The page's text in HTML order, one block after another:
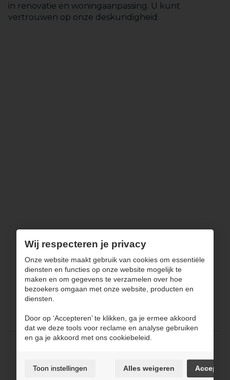
in renovatie en woningaanpassing. U kunt
vertrouwen op onze deskundigheid.
Keukens
Badkamers
Over JPCONCEPT Contact
Cookie voorkeuren
Wij respecteren je privacy
Onze website maakt gebruik van cookies om essentiële
diensten en functies op onze website mogelijk te
maken en om gegevens te verzamelen over hoe
bezoekers omgaan met onze website, producten en
diensten.
Door op ‘Accepteren’ te klikken, ga je ermee akkoord
dat we deze tools voor reclame en analyse gebruiken
en ga je akkoord met ons cookiebeleid.
Toon instellingen Alles weigeren